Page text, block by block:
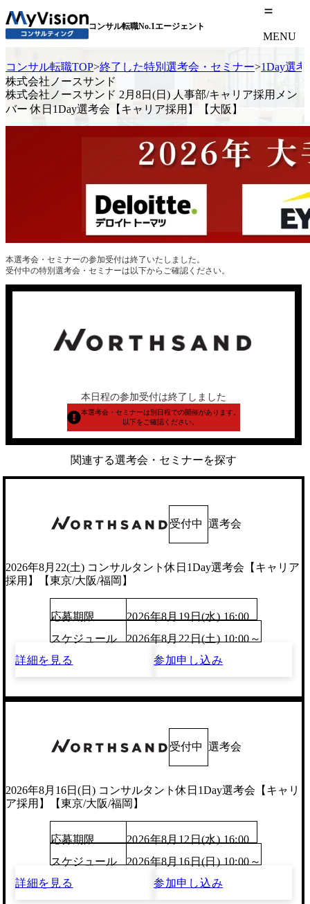
コンサル転職No.1エージェント
MENU
コンサル転職TOP>終了した特別選考会・セミナー>1Day選考
株式会社ノースサンド
株式会社ノースサンド 2月8日(日) 人事部/キャリア採用メン
バー 休日1Day選考会【キャリア採用】【大阪】
本選考会・セミナーの参加受付は終了いたしました。
受付中の特別選考会・セミナーは以下からご確認ください。
本日程の参加受付は終了しました
本選考会・セミナーは別日程での開催があります。
以下をご確認ください。
関連する選考会・セミナーを探す
受付中 選考会
2026年8月22(土) コンサルタント休日1Day選考会【キャリア
採用】【東京/大阪/福岡】
応募期限
2026年8月19日(水) 16:00
スケジュール
2026年8月22日(土) 10:00～
詳細を見る
参加申し込み
受付中 選考会
2026年8月16日(日) コンサルタント休日1Day選考会【キャリ
ア採用】【東京/大阪/福岡】
応募期限
2026年8月12日(水) 16:00
スケジュール
2026年8月16日(日) 10:00～
詳細を見る
参加申し込み